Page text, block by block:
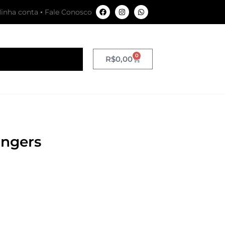
conta Fale Conosco
R$0,00 0